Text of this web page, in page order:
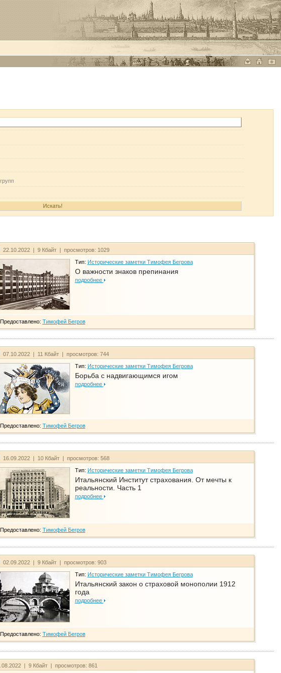
22.10.2022 | 9 Кбайт | просмотров: 1029
Тип: Исторические заметки Тимофея Бегрова
О важности знаков препинания
подробнее
Предоставлено: Тимофей Бегров
07.10.2022 | 11 Кбайт | просмотров: 744
Тип: Исторические заметки Тимофея Бегрова
Борьба с надвигающимся игом
подробнее
Предоставлено: Тимофей Бегров
16.09.2022 | 10 Кбайт | просмотров: 568
Тип: Исторические заметки Тимофея Бегрова
Итальянский Институт страхования. От мечты к
реальности. Часть 1
подробнее
Предоставлено: Тимофей Бегров
02.09.2022 | 9 Кбайт | просмотров: 903
Тип: Исторические заметки Тимофея Бегрова
Итальянский закон о страховой монополии 1912
года
подробнее
Предоставлено: Тимофей Бегров
| 9 Кбайт | просмотров: 861